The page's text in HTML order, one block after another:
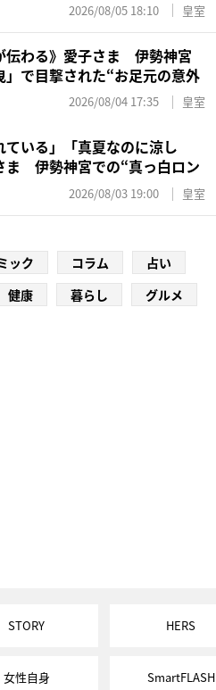
2026/08/05 18:10 皇室
伝わる》愛子さま 伊勢神宮
」で目撃された“お足元の意外
2026/08/04 17:35 皇室
ている」「真夏なのに涼し
ま 伊勢神宮での“真っ白ロン
2026/08/03 19:00 皇室
ック コラム
占い
健康 暮らし グルメ
STORY HERS
女性自身 SmartFLASH